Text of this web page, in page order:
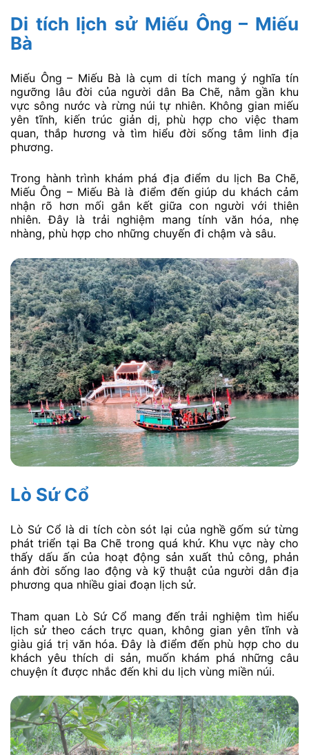
Di tích lịch sử Miếu Ông – Miếu
Bà
Miếu Ông – Miếu Bà là cụm di tích mang ý nghĩa tín
ngưỡng lâu đời của người dân Ba Chẽ, nằm gần khu
vực sông nước và rừng núi tự nhiên. Không gian miếu
yên tĩnh, kiến trúc giản dị, phù hợp cho việc tham
quan, thắp hương và tìm hiểu đời sống tâm linh địa
phương.
Trong hành trình khám phá địa điểm du lịch Ba Chẽ,
Miếu Ông – Miếu Bà là điểm đến giúp du khách cảm
nhận rõ hơn mối gắn kết giữa con người với thiên
nhiên. Đây là trải nghiệm mang tính văn hóa, nhẹ
nhàng, phù hợp cho những chuyến đi chậm và sâu.
Lò Sứ Cổ
Lò Sứ Cổ là di tích còn sót lại của nghề gốm sứ từng
phát triển tại Ba Chẽ trong quá khứ. Khu vực này cho
thấy dấu ấn của hoạt động sản xuất thủ công, phản
ánh đời sống lao động và kỹ thuật của người dân địa
phương qua nhiều giai đoạn lịch sử.
Tham quan Lò Sứ Cổ mang đến trải nghiệm tìm hiểu
lịch sử theo cách trực quan, không gian yên tĩnh và
giàu giá trị văn hóa. Đây là điểm đến phù hợp cho du
khách yêu thích di sản, muốn khám phá những câu
chuyện ít được nhắc đến khi du lịch vùng miền núi.